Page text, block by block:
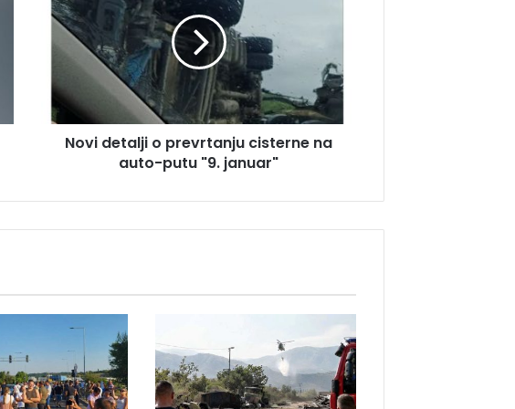
p
t
a
u
c
Novi detalji o prevrtanju cisterne na
auto-putu "9. januar"